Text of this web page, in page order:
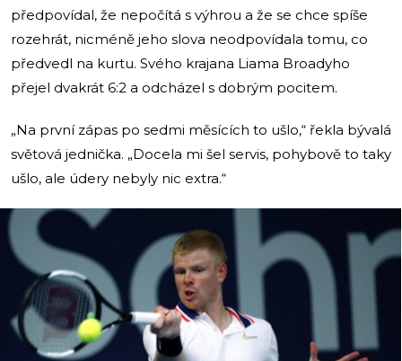
předpovídal, že nepočítá s výhrou a že se chce spíše
rozehrát, nicméně jeho slova neodpovídala tomu, co
předvedl na kurtu. Svého krajana Liama Broadyho
přejel dvakrát 6:2 a odcházel s dobrým pocitem.
„Na první zápas po sedmi měsících to ušlo,“ řekla bývalá
světová jednička. „Docela mi šel servis, pohybově to taky
ušlo, ale údery nebyly nic extra.“